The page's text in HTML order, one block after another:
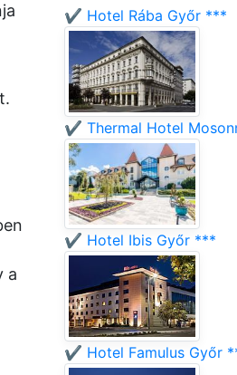
a
✔️ Hotel Rába Győr ***
✔️ Thermal Hotel
✔️ Hotel Ibis Győr ***
✔️ Hotel Famulus Győr